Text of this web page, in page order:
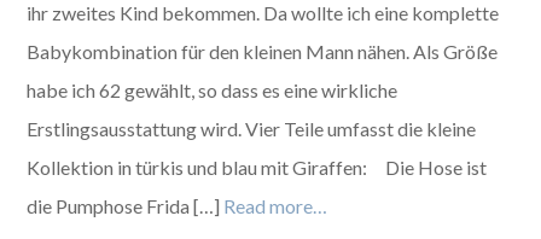
ihr zweites Kind bekommen. Da wollte ich eine komplette
Babykombination für den kleinen Mann nähen. Als Größe
habe ich 62 gewählt, so dass es eine wirkliche
Erstlingsausstattung wird. Vier Teile umfasst die kleine
Kollektion in türkis und blau mit Giraffen: Die Hose ist
die Pumphose Frida […] Read more…